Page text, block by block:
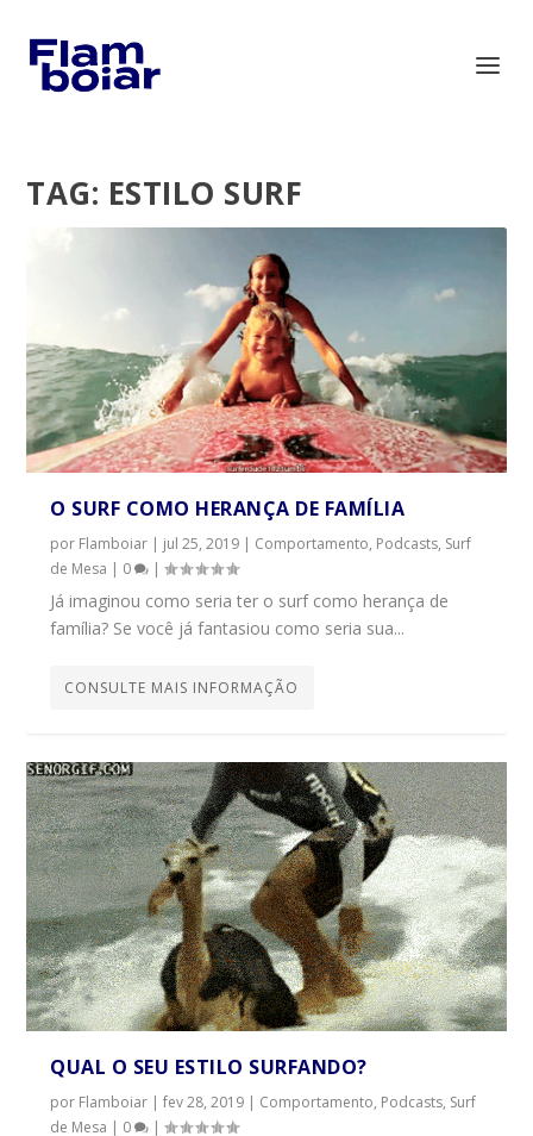
TAG: ESTILO SURF
O SURF COMO HERANÇA DE FAMÍLIA
por Flamboiar | jul 25, 2019 | Comportamento, Podcasts, Surf
de Mesa | 0 |
Já imaginou como seria ter o surf como herança de
família? Se você já fantasiou como seria sua...
CONSULTE MAIS INFORMAÇÃO
QUAL O SEU ESTILO SURFANDO?
por Flamboiar |fev 28, 2019 | Comportamento, Podcasts, Surf
de Mesa | 0 |